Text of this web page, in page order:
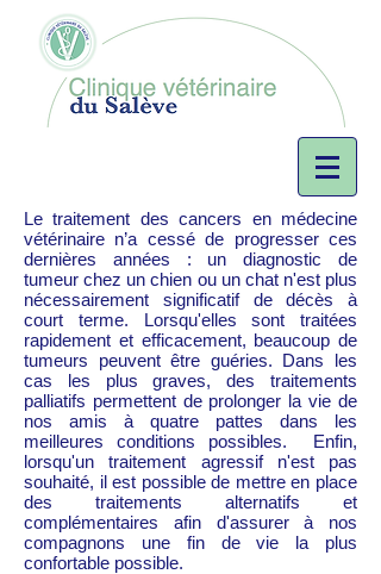
Le traitement des cancers en médecine
vétérinaire n’a cessé de progresser ces
dernières années : un diagnostic de
tumeur chez un chien ou un chat n'est plus
nécessairement significatif de décès à
court terme. Lorsqu'elles sont traitées
rapidement et efficacement, beaucoup de
tumeurs peuvent être guéries. Dans les
cas les plus graves, des traitements
palliatifs permettent de prolonger la vie de
nos amis à quatre pattes dans les
meilleures conditions possibles. Enfin,
lorsqu'un traitement agressif n'est pas
souhaité, il est possible de mettre en place
des traitements alternatifs et
complémentaires afin d'assurer à nos
compagnons une fin de vie la plus
confortable possible.